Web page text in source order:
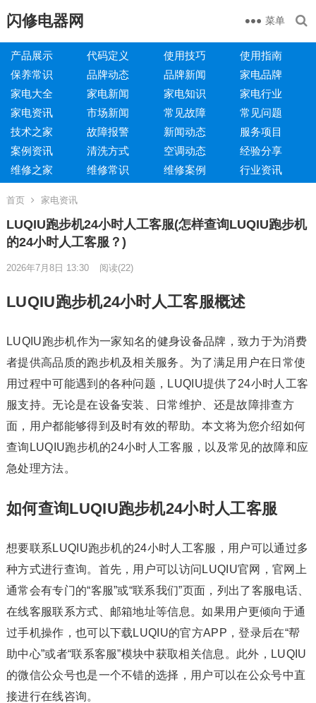
闪修电器网 菜单
产品展示 代码定义 使用技巧
使用指南
保养常识
品牌动态 品牌新闻
家电品牌
家电大全
家电新闻 家电知识
家电行业
家电资讯
市场新闻 常见故障
常见问题
技术之家
故障报警 新闻动态
服务项目
案例资讯
清洗方式 空调动态
经验分享
维修之家
维修常识 维修案例 行业资讯
首页 家电资讯
LUQIU跑步机24小时人工客服(怎样查询LUQIU跑步机
的24小时人工客服？)
2026年7月8日 13:30 阅读(22)
LUQIU跑步机24小时人工客服概述
LUQIU跑步机作为一家知名的健身设备品牌，致力于为消费
者提供高品质的跑步机及相关服务。为了满足用户在日常使
用过程中可能遇到的各种问题，LUQIU提供了24小时人工客
服支持。无论是在设备安装、日常维护、还是故障排查方
面，用户都能够得到及时有效的帮助。本文将为您介绍如何
查询LUQIU跑步机的24小时人工客服，以及常见的故障和应
急处理方法。
如何查询LUQIU跑步机24小时人工客服
想要联系LUQIU跑步机的24小时人工客服，用户可以通过多
种方式进行查询。首先，用户可以访问LUQIU官网，官网上
通常会有专门的“客服”或“联系我们”页面，列出了客服电话、
在线客服联系方式、邮箱地址等信息。如果用户更倾向于通
过手机操作，也可以下载LUQIU的官方APP，登录后在“帮
助中心”或者“联系客服”模块中获取相关信息。此外，LUQIU
的微信公众号也是一个不错的选择，用户可以在公众号中直
接进行在线咨询。